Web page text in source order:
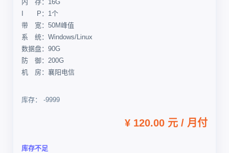
内 存：16G
I P：1个
带 宽：50M峰值
系 统：Windows/Linux
数据盘：90G
防 御：200G
机 房：襄阳电信
库存： -9999
¥ 120.00 元 / 月付
库存不足